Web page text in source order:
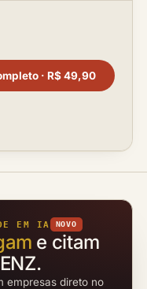
· R$ 49,90
EM IA NOVO
e citam
empresas direto no